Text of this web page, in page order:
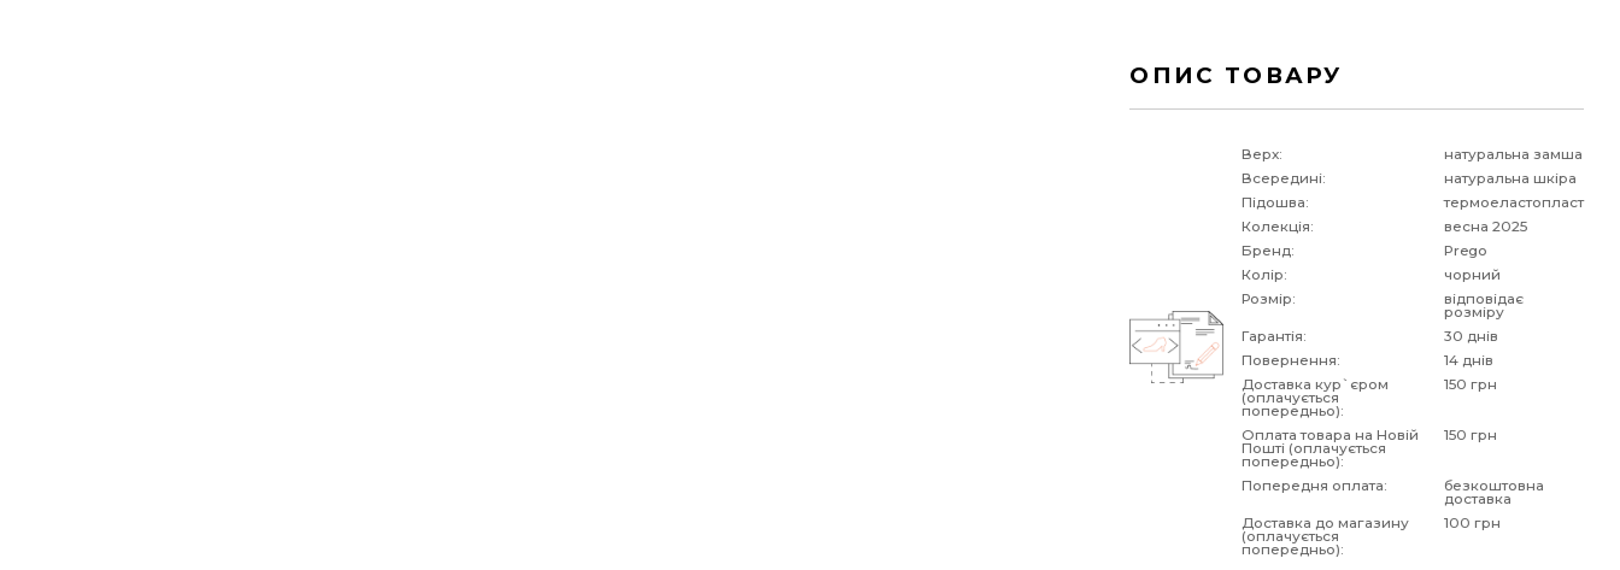
ОПИС ТОВАРУ
Верх:
натуральна замша
Всередині:
натуральна шкіра
Підошва:
термоеластопласт
Колекція:
весна 2025
Бренд:
Prego
Колір:
чорний
Розмір:
відповідає
розміру
Гарантія:
30 днів
Повернення:
14 днів
Доставка кур`єром
(оплачується
попередньо):
150 грн
Оплата товара на Новій
Пошті (оплачується
попередньо):
150 грн
Попередня оплата: безкоштовна
доставка
Доставка до магазину
(оплачується
попередньо):
100 грн